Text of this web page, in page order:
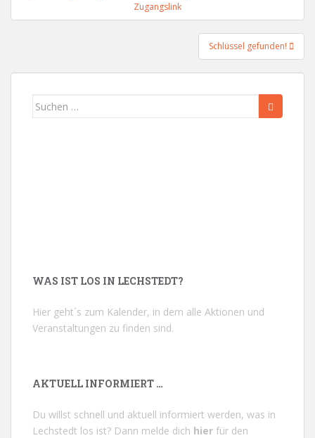
Zugangslink
Schlüssel gefunden!
Suchen
WAS IST LOS IN LECHSTEDT?
Hier geht´s zum Kalender, in dem alle Aktionen und
Veranstaltungen zu finden sind.
AKTUELL INFORMIERT …
Du willst schnell und aktuell informiert werden, was in
Lechstedt los ist? Dann melde dich hier für den